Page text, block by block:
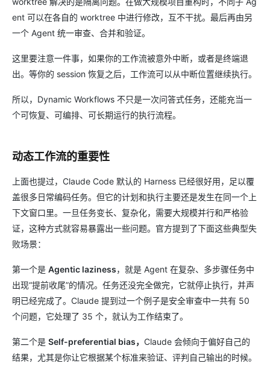
ent 可以在各自的 worktree 中进行修改，互不干扰。最后再由另
一个 Agent 统一审查、合并和验证。
这里要注意一件事，如果你的工作流被意外中断，或者是终端退
出。等你的 session 恢复之后，工作流可以从中断位置继续执行。
所以，Dynamic Workflows 不只是一次问答式任务，还能充当一
个可恢复、可编排、可长期运行的执行流程。
动态工作流的重要性
上面也提过，Claude Code 默认的 Harness 已经很好用，足以覆
盖很多日常编码任务。但它的计划和执行主要还是发生在同一个上
下文窗口里。一旦任务变长、复杂化，需要大规模并行和严格验
证，这种方式就容易暴露出一些问题。官方提到了下面这些典型失
败场景：
第一个是 Agentic laziness，就是 Agent 在复杂、多步骤任务中
出现“提前收尾”的情况。任务还没完全做完，它就停止执行，并声
明已经完成了。Claude 提到过一个例子是安全审查中一共有 50
个问题，它处理了 35 个，就认为工作结束了。
第二个是 Self-preferential bias， Claude 会倾向于偏好自己的
结果，尤其是你让它根据某个标准来验证、评判自己输出的时候。